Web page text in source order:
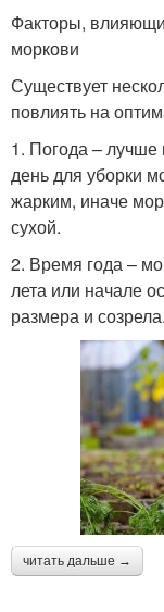
Факторы,
моркови
Существует
повлиять на
1. Погода – лучше
день для уборки
жарким, иначе
сухой.
2. Время года –
лета или начале
размера и созрела.
читать дальше →